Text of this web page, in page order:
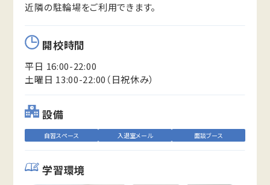
近隣の駐輪場をご利用できます。
開校時間
平日 16:00-22:00
土曜日 13:00-22:00（日祝休み）
設備
自習スペース 入退室メール 面談ブース
学習環境